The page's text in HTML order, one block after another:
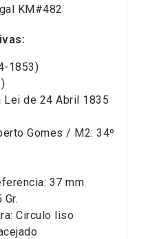
KM#482
1853)
Lei de 24 Abril 1835
Gomes / M2: 34º
37 mm
Circulo liso